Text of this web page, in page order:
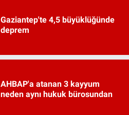
Gaziantep'te 4,5 büyüklüğünde
deprem
AHBAP'a atanan 3 kayyum
neden aynı hukuk bürosundan